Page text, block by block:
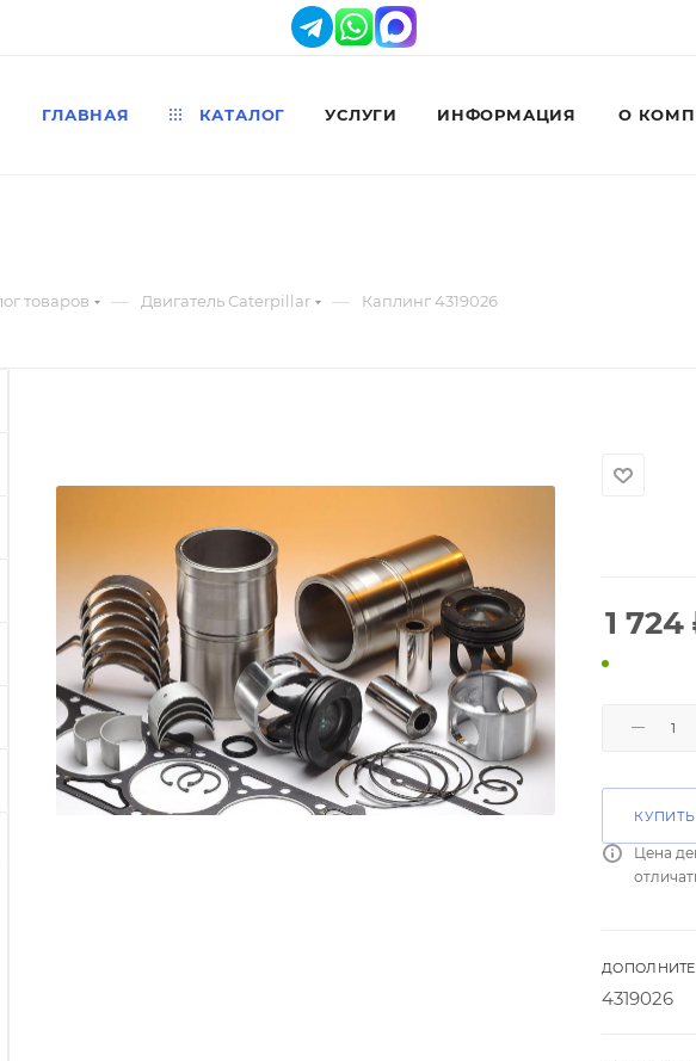
ГЛАВНАЯ КАТАЛОГ УСЛУГИ ИНФОРМАЦИЯ О
товаров — Двигатель Caterpillar — Каплинг 4319026
1 724
Цена
4319026